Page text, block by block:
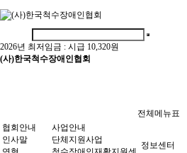
2026년 최저임금 : 시급 10,320원
(사)한국척수장애인협회
조직도
척수장애란?
척수장애인직
척수재활연구
국제 교류/개
발 협력사업
함께하는 여
전체메뉴표
협회안내
인사말
사업안내
단체지원사업
정보센터